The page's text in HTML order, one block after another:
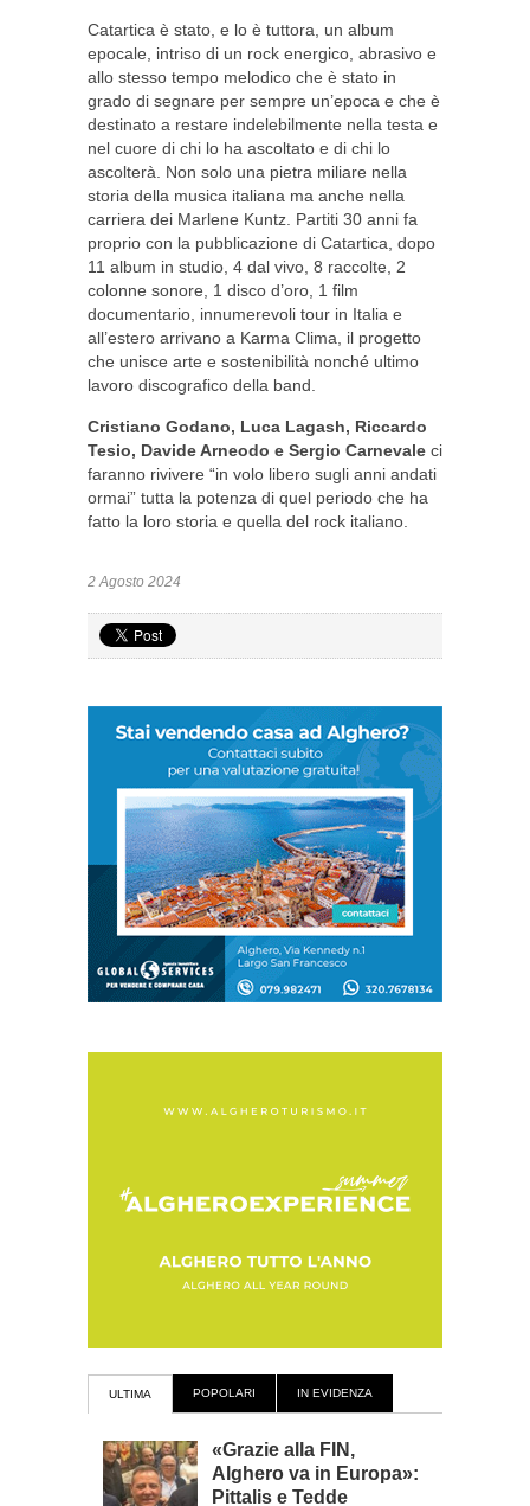
Catartica è stato, e lo è tuttora, un album
epocale, intriso di un rock energico, abrasivo e
allo stesso tempo melodico che è stato in
grado di segnare per sempre un’epoca e che è
destinato a restare indelebilmente nella testa e
nel cuore di chi lo ha ascoltato e di chi lo
ascolterà. Non solo una pietra miliare nella
storia della musica italiana ma anche nella
carriera dei Marlene Kuntz. Partiti 30 anni fa
proprio con la pubblicazione di Catartica, dopo
11 album in studio, 4 dal vivo, 8 raccolte, 2
colonne sonore, 1 disco d’oro, 1 film
documentario, innumerevoli tour in Italia e
all’estero arrivano a Karma Clima, il progetto
che unisce arte e sostenibilità nonché ultimo
lavoro discografico della band.
Cristiano Godano, Luca Lagash, Riccardo
Tesio, Davide Arneodo e Sergio Carnevale ci
faranno rivivere “in volo libero sugli anni andati
ormai” tutta la potenza di quel periodo che ha
fatto la loro storia e quella del rock italiano.
2 Agosto 2024
ULTIMA POPOLARI IN EVIDENZA
«Grazie alla FIN,
Alghero va in Europa»:
Pittalis e Tedde